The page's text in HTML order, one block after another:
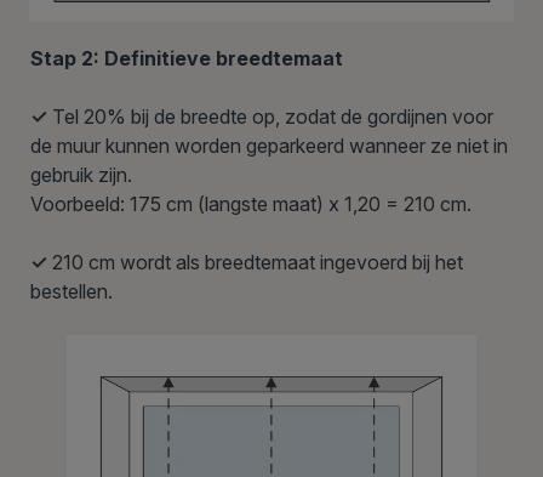
Stap 2: Definitieve breedtemaat
✓ Tel 20% bij de breedte op, zodat de gordijnen voor
de muur kunnen worden geparkeerd wanneer ze niet in
gebruik zijn.
Voorbeeld: 175 cm (langste maat) x 1,20 = 210 cm.
✓ 210 cm wordt als breedtemaat ingevoerd bij het
bestellen.